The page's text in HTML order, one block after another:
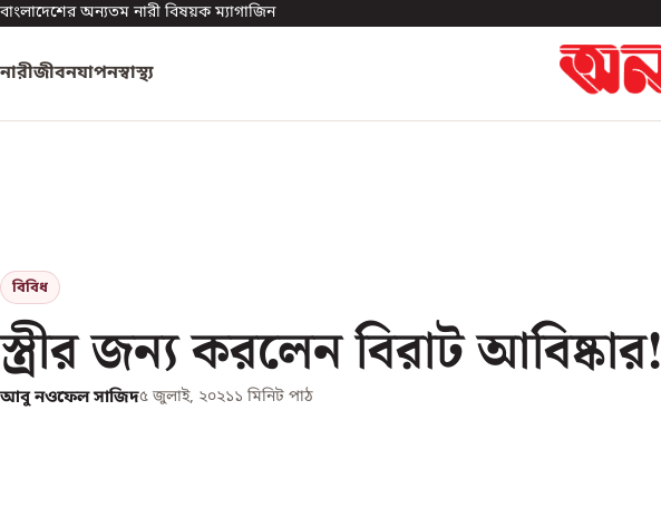
বাংলাদেশের অন্যতম নারী বিষয়ক ম্যাগাজিন
নারীজীবনযাপনস্বাস্থ্য
বিবিধ
স্ত্রীর জন্য করলেন বিরাট আবিষ্কার!
আবু নওফেল সাজিদ৫ জুলাই, ২০২১১ মিনিট পাঠ